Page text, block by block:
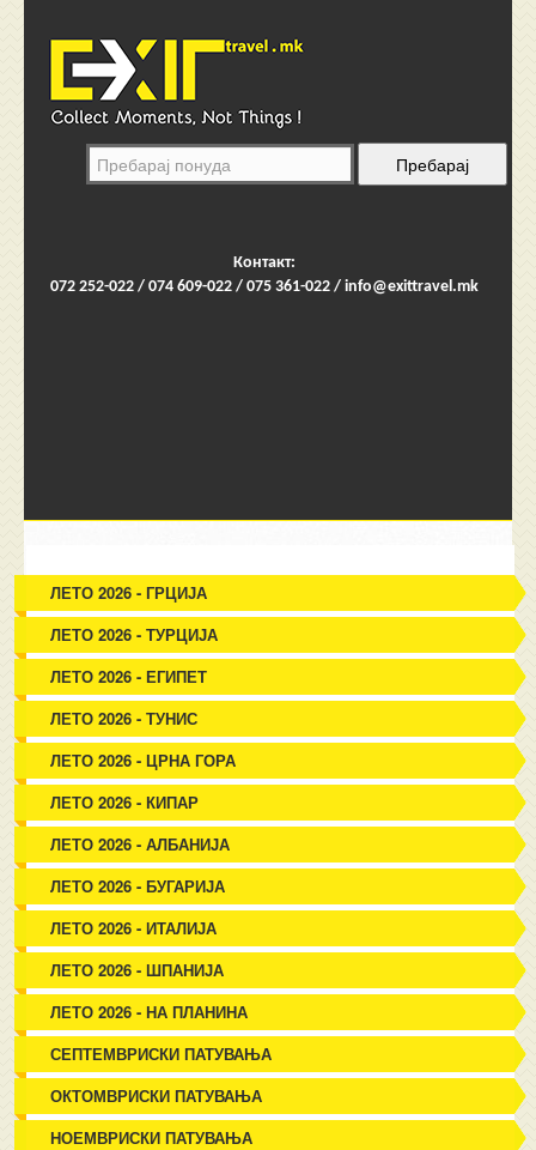
Контакт:
072 252-022 / 074 609-022 / 075 361-022 / info@exittravel.mk
ЛЕТО 2026 - ГРЦИЈА
ЛЕТО 2026 - ТУРЦИЈА
ЛЕТО 2026 - ЕГИПЕТ
ЛЕТО 2026 - ТУНИС
ЛЕТО 2026 - ЦРНА ГОРА
ЛЕТО 2026 - КИПАР
ЛЕТО 2026 - АЛБАНИЈА
ЛЕТО 2026 - БУГАРИЈА
ЛЕТО 2026 - ИТАЛИЈА
ЛЕТО 2026 - ШПАНИЈА
ЛЕТО 2026 - НА ПЛАНИНА
СЕПТЕМВРИСКИ ПАТУВАЊА
ОКТОМВРИСКИ ПАТУВАЊА
НОЕМВРИСКИ ПАТУВАЊА